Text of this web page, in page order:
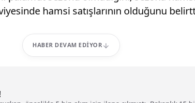
hamsi satışlarının olduğunu
HABER DEVAM EDIYOR